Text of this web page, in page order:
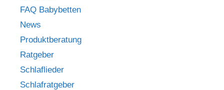
FAQ Babybetten
News
Produktberatung
Ratgeber
Schlaflieder
Schlafratgeber